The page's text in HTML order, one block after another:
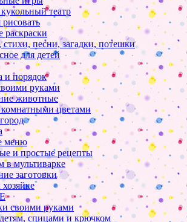
театр
раскраски
стихи, песни, загадки, потешки
для детей
и порядок
руками
животные
комнатными цветами
меню
и простые рецепты
в мультиварке
заготовки
своими руками
спицами и крючком